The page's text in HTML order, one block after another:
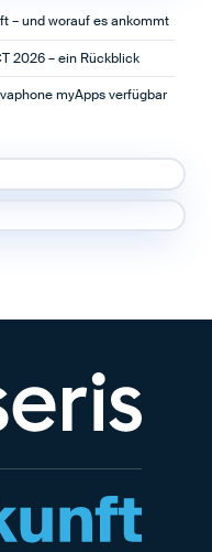
– und worauf es ankommt
2026 – ein Rückblick
myApps verfügbar